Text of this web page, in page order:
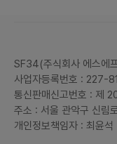
SF34(주식회사 에스에
사업자등록번호 : 227-
통신판매신고번호 : 제
주소 : 서울 관악구 신림
개인정보책임자 : 최윤석